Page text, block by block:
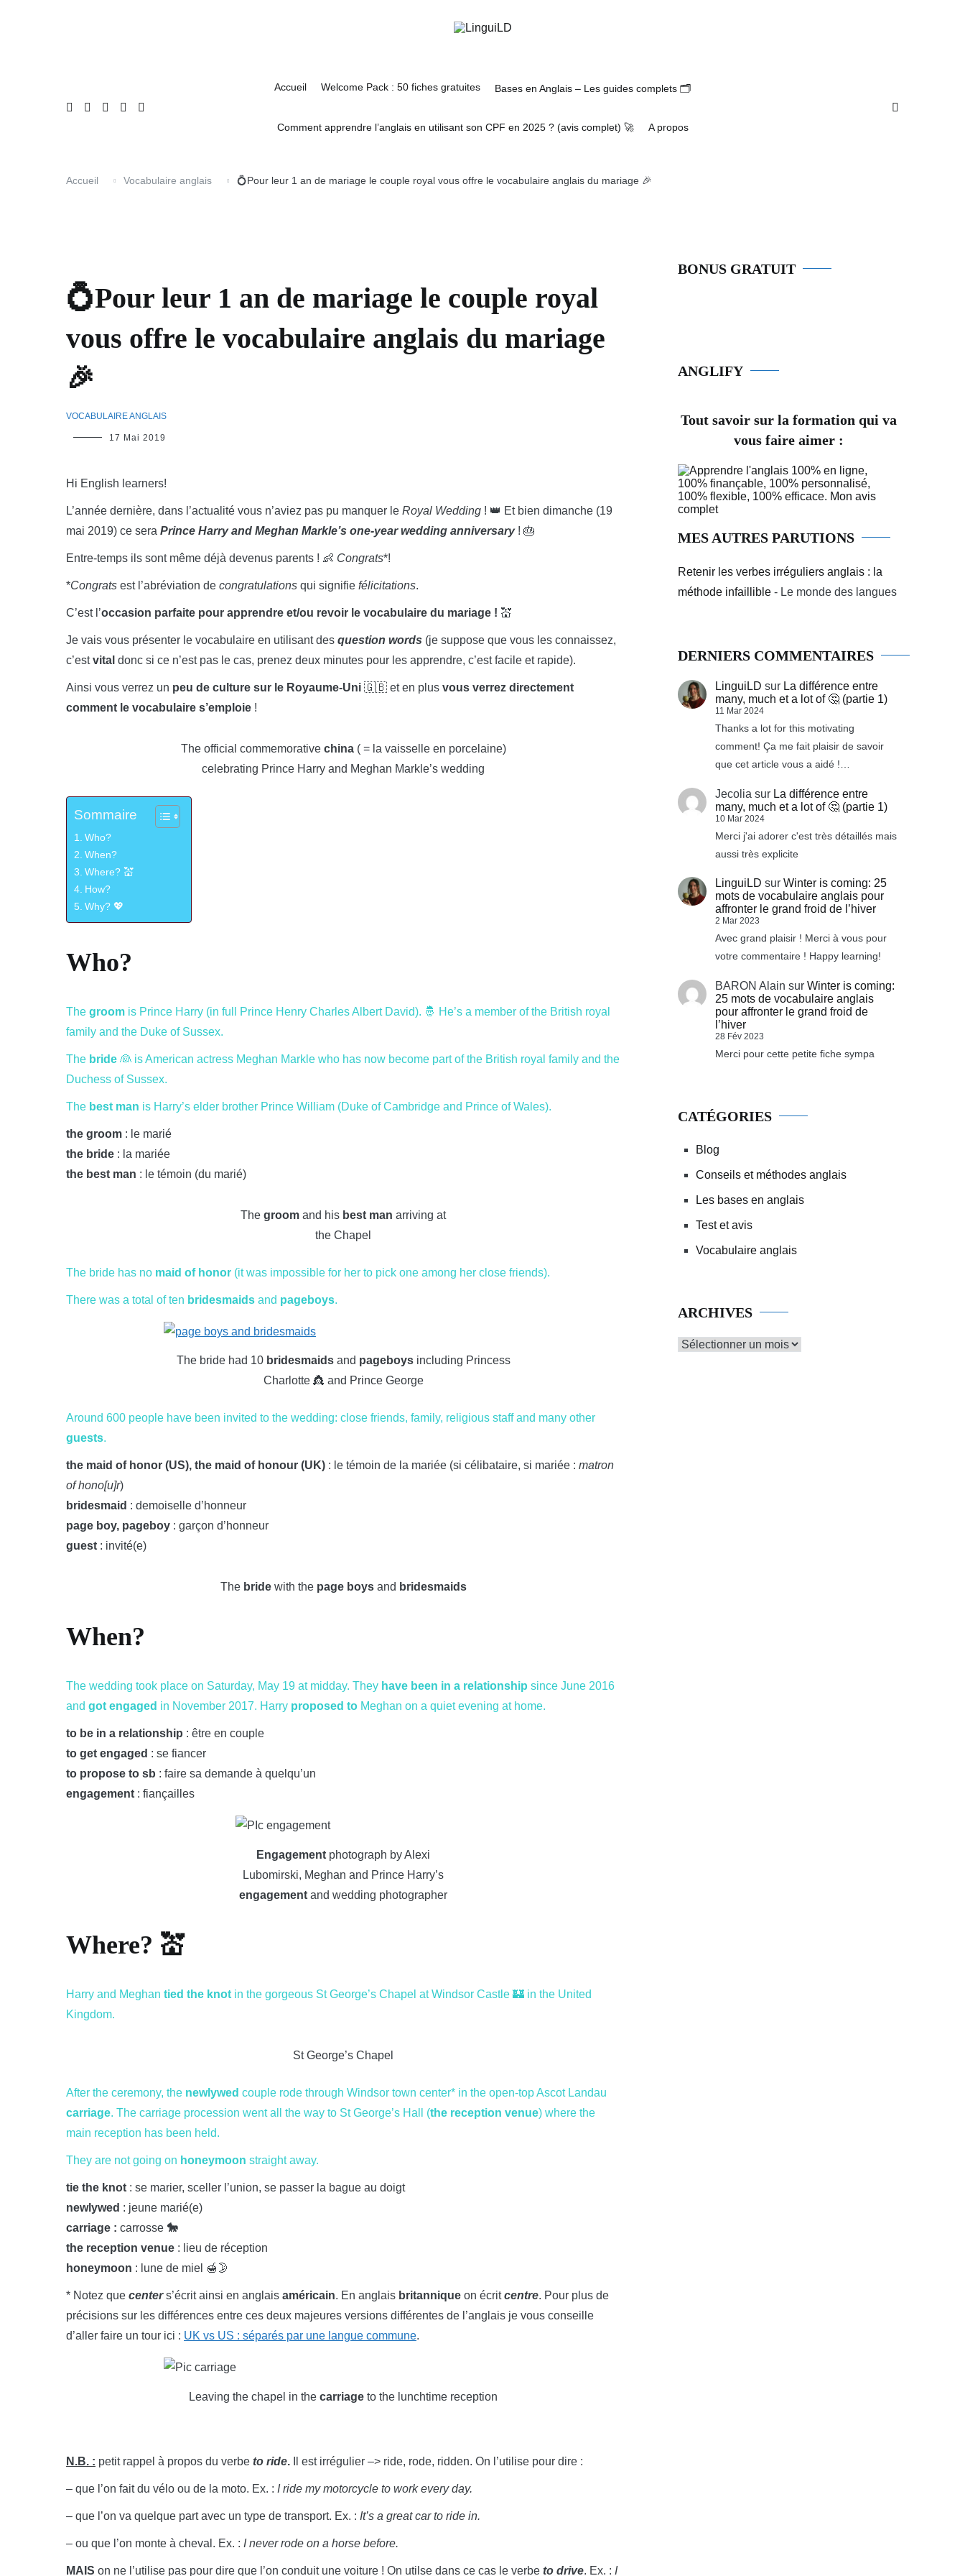
Accueil
Welcome Pack : 50 fiches gratuites Bases en Anglais – Les guides complets 🗂️
Comment apprendre l’anglais en utilisant son CPF en 2025 ? (avis complet) 🚀 A propos
Accueil Vocabulaire anglais 💍Pour leur 1 an de mariage le couple royal vous offre le vocabulaire anglais du mariage 🎉
💍Pour leur 1 an de mariage le couple royal
vous offre le vocabulaire anglais du mariage
🎉
VOCABULAIRE ANGLAIS
LinguiLD 17 Mai 2019
Hi English learners!
L’année dernière, dans l’actualité vous n’aviez pas pu manquer le Royal Wedding ! 👑 Et bien dimanche (19
mai 2019) ce sera Prince Harry and Meghan Markle’s one-year wedding anniversary ! 🎂
Entre-temps ils sont même déjà devenus parents ! 👶 Congrats*!
*Congrats est l’abréviation de congratulations qui signifie félicitations.
C’est l’occasion parfaite pour apprendre et/ou revoir le vocabulaire du mariage ! 💒
Je vais vous présenter le vocabulaire en utilisant des question words (je suppose que vous les connaissez,
c’estvital donc si ce n’est pas le cas, prenez deux minutes pour les apprendre, c’est facile et rapide).
Ainsi vous verrez un peu de culture sur le Royaume-Uni 🇬🇧 et en plus vous verrez directement
comment le vocabulaire s’emploie !
The official commemorative china ( = la vaisselle en porcelaine)
celebrating Prince Harry and Meghan Markle’s wedding
Sommaire
Who?
When?
Where? 💒
How?
Why? 💖
Who?
The groom is Prince Harry (in full Prince Henry Charles Albert David). 🤴 He’s a member of the British royal
family and the Duke of Sussex.
The bride 👰 is American actress Meghan Markle who has now become part of the British royal family and the
Duchess of Sussex.
The best man is Harry’s elder brother Prince William (Duke of Cambridge and Prince of Wales).
the groom : le marié
the bride : la mariée
the best man : le témoin (du marié)
The groom and his best man arriving at
the Chapel
The bride has no maid of honor (it was impossible for her to pick one among her close friends).
There was a total of ten bridesmaids and pageboys.
The bride had 10 bridesmaids and pageboysincluding Princess
Charlotte 👸 and Prince George
Around 600 people have been invited to the wedding: close friends, family, religious staff and many other
guests.
the maid of honor (US), the maid of honour (UK) : le témoin de la mariée (si célibataire, si mariée : matron
of hono[u]r)
bridesmaid : demoiselle d’honneur
page boy, pageboy : garçon d’honneur
guest : invité(e)
The bridewith the page boysand bridesmaids
When?
The wedding took place on Saturday, May 19 at midday. They have been in a relationship since June 2016
and got engaged in November 2017. Harry proposed to Meghan on a quiet evening at home.
to be in a relationship : être en couple
to get engaged : se fiancer
to propose to sb : faire sa demande à quelqu’un
engagement : fiançailles
Engagement photograph by Alexi
Lubomirski, Meghan and Prince Harry’s
engagement and wedding photographer
Where? 💒
Harry and Meghan tied the knot in the gorgeous St George’s Chapel at Windsor Castle 🏰 in the United
Kingdom.
St George’s Chapel
After the ceremony, the newlywed couple rode through Windsor town center* in the open-top Ascot Landau
carriage. The carriage procession went all the way to St George’s Hall (the reception venue) where the
main reception has been held.
They are not going on honeymoon straight away.
tie the knot : se marier, sceller l’union, se passer la bague au doigt
newlywed : jeune marié(e)
carriage : carrosse 🐎
the reception venue : lieu de réception
honeymoon : lune de miel 🍯🌛
* Notez que center s’écrit ainsi en anglais américain. En anglais britannique on écrit centre. Pour plus de
précisions sur les différences entre ces deux majeures versions différentes de l’anglais je vous conseille
d’aller faire un tour ici : UK vs US : séparés par une langue commune.
Leaving the chapel in the carriage to the lunchtime reception
N.B. : petit rappel à propos du verbe to ride. Il est irrégulier –> ride, rode, ridden. On l’utilise pour dire :
– que l’on fait du vélo ou de la moto. Ex. : I ride my motorcycle to work every day.
– que l’on va quelque part avec un type de transport. Ex. : It’s a great car to ride in.
– ou que l’on monte à cheval. Ex. : I never rode on a horse before.
MAIS on ne l’utilise pas pour dire que l’on conduit une voiture ! On utilse dans ce cas le verbe to drive. Ex. : I
BONUS GRATUIT
ANGLIFY
Tout savoir sur la formation qui va
vous faire aimer :
MES AUTRES PARUTIONS
Retenir les verbes irréguliers anglais : la
méthode infaillible - Le monde des langues
DERNIERS COMMENTAIRES
LinguiLD sur La différence entre
many, much et a lot of 🤔 (partie 1)
11 Mar 2024
Thanks a lot for this motivating
comment! Ça me fait plaisir de savoir
que cet article vous a aidé !…
Jecolia sur La différence entre
many, much et a lot of 🤔 (partie 1)
10 Mar 2024
Merci j'ai adorer c'est très détaillés mais
aussi très explicite
LinguiLD sur Winter is coming: 25
mots de vocabulaire anglais pour
affronter le grand froid de l’hiver
2 Mar 2023
Avec grand plaisir ! Merci à vous pour
votre commentaire ! Happy learning!
BARON Alain sur Winter is coming:
25 mots de vocabulaire anglais
pour affronter le grand froid de
l’hiver
28 Fév 2023
Merci pour cette petite fiche sympa
CATÉGORIES
Blog
Conseils et méthodes anglais
Les bases en anglais
Test et avis
Vocabulaire anglais
ARCHIVES
Archives